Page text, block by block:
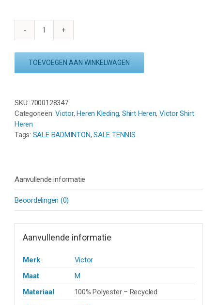
VICTOR
23101
ROOD/GEEL
aantal
TOEVOEGEN AAN WINKELWAGEN
SKU: 7000128347
Categorieën:Victor, Heren Kleding, Shirt Heren,Victor Shirt
Heren
Tags: SALE BADMINTON,SALE TENNIS
Aanvullende informatie
Beoordelingen (0)
Aanvullende informatie
Merk
Victor
Maat
M
Materiaal
100% Polyester – Recycled